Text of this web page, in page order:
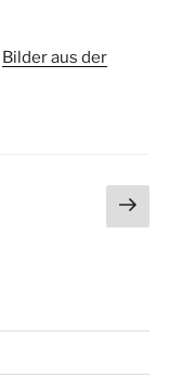
Bilder aus der